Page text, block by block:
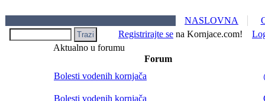
NASLOVNA
Registrirajte se na Kornjace.com!
Aktualno u forumu
Forum
Bolesti vodenih kornjača
Bolesti vodenih kornjača